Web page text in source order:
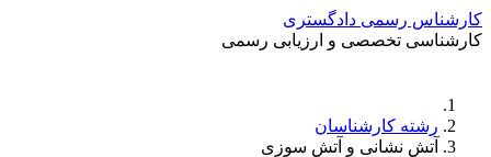
کارشناس رسمی دادگستری
کارشناسی تخصصی و ارزیابی رسمی
رشته کارشناسان
آتش نشانی و آتش سوزی